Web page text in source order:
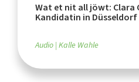
Wat et nit all jöwt: Clara
Kandidatin in Düsseldorf
Audio Kalle Wahle